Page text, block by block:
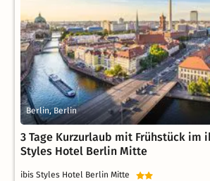
Berlin, Berlin
3 Tage Kurzurlaub mit Frühstück im
Styles Hotel Berlin Mitte
ibis Styles Hotel Berlin Mitte